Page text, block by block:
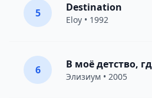
5 Destination
Eloy • 1992
6 В моё детство,
Элизиум • 2005